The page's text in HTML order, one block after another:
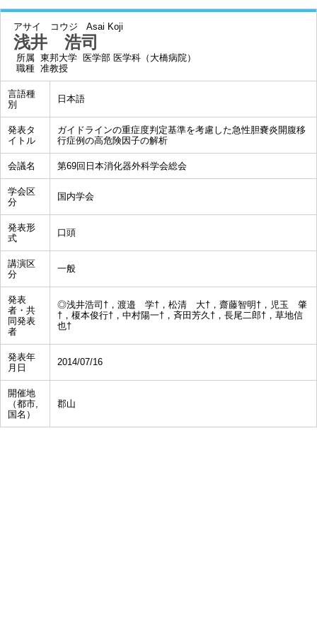
アサイ コウジ Asai Koji
浅井 浩司
所属 東邦大学 医学部 医学科（大橋病院）
職種 准教授
言語種
別
日本語
発表タ
イトル
ガイドラインの重症度判定基準を考慮した急性胆嚢炎開腹移
行症例の高危険因子の解析
会議名 第69回日本消化器外科学会総会
学会区
分
国内学会
発表形
式
口頭
講演区
分
一般
発表
者・共
同発表
者
◎浅井浩司†，渡邉 学†，松清 大†，齋藤智明†，児玉 肇
†，榎本俊行†，中村陽一†，斉田芳久†，長尾二郎†，草地信
也†
発表年
月日
2014/07/16
開催地
（都市,
国名）
郡山